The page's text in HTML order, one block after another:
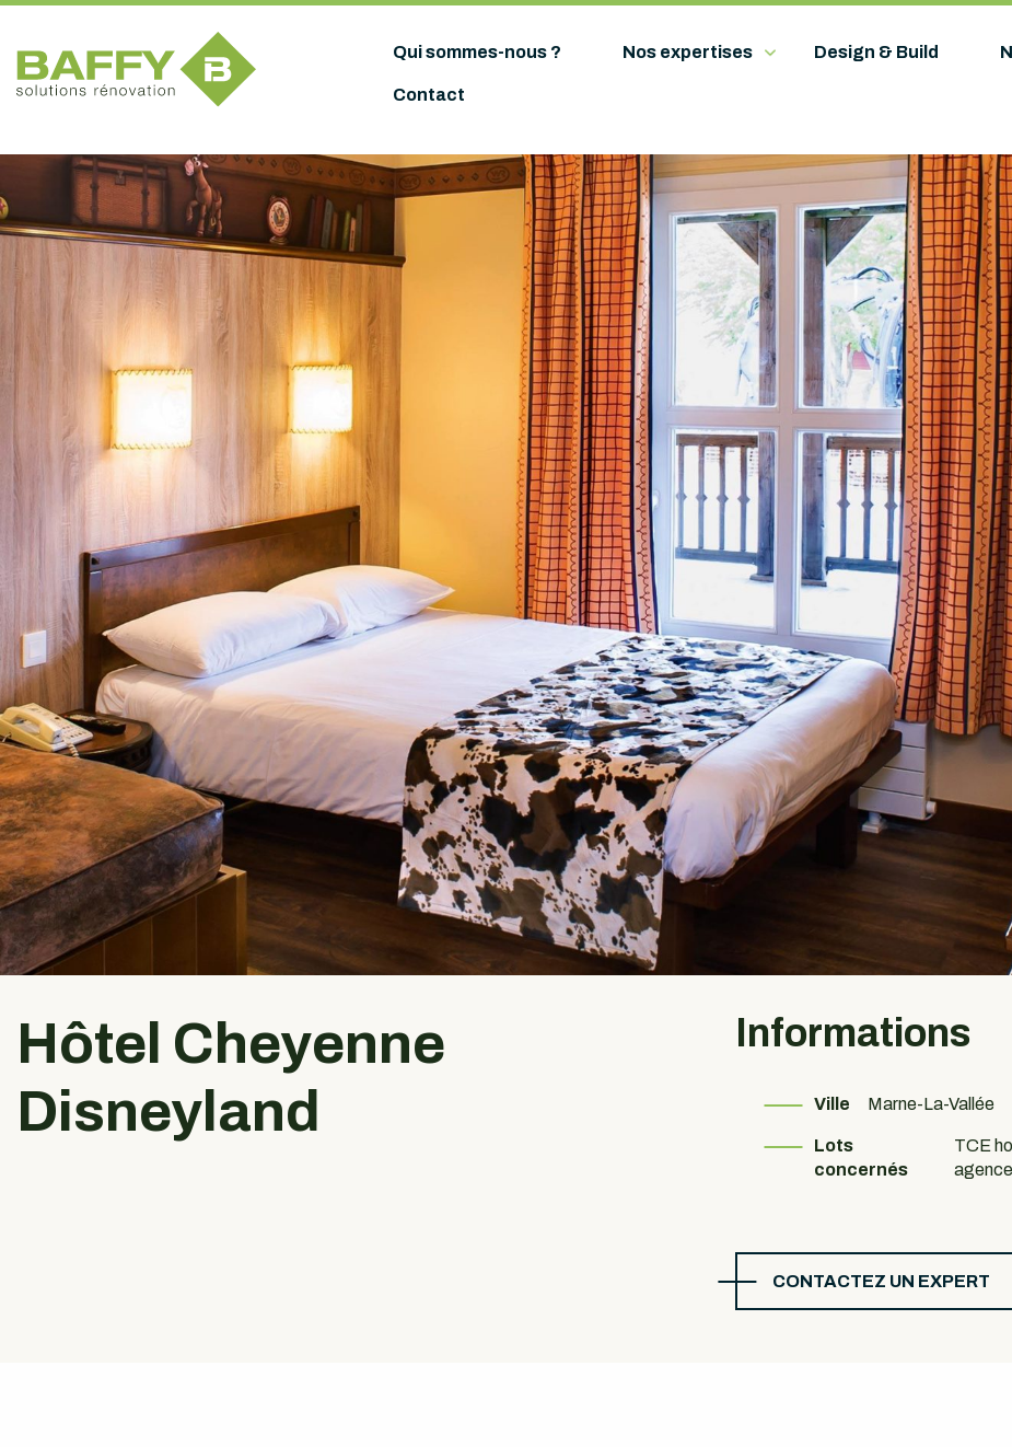
Qui sommes-nous ? Nos expertises Design & Build
Contact
Hôtel Cheyenne
Disneyland
Informations
Ville Marne-La-Vallée
Lots
concernés
TCE
CONTACTEZ UN EXPERT